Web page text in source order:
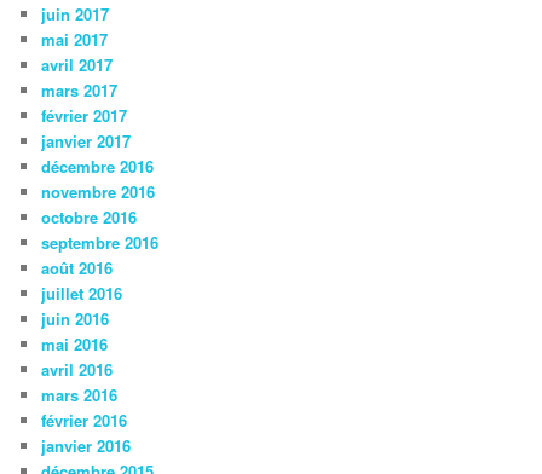
juin 2017
mai 2017
avril 2017
mars 2017
février 2017
janvier 2017
décembre 2016
novembre 2016
octobre 2016
septembre 2016
août 2016
juillet 2016
juin 2016
mai 2016
avril 2016
mars 2016
février 2016
janvier 2016